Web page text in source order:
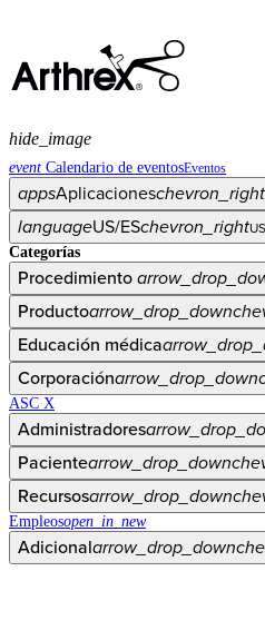
event Calendario de eventosEventos
appsAplicacioneschevron_right
languageUS/ESchevron_right
Categorías
Procedimiento
Productoarrow_drop_down
Educación médica
Corporaciónarrow_drop_down
ASC X
Administradores
Pacientearrow_drop_down
Recursosarrow_drop_down
Empleosopen_in_new
Adicionalarrow_drop_down
hide_image